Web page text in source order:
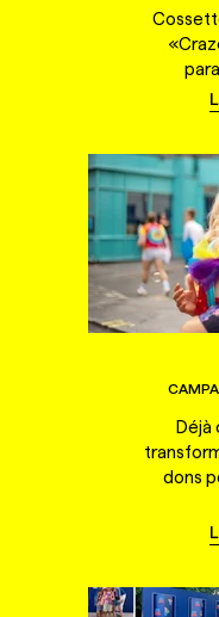
Déjà
dons